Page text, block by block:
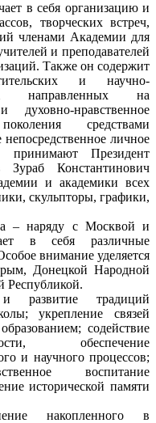
в себя организацию и
творческих встреч,
членами Академии для
и преподавателей
Также он содержит
и научно-
направленных на
духовно-нравственное
средствами
непосредственное личное
принимают Президент
Зураб Константинович
и академики всех
скульпторы, графики,
– наряду с Москвой и
в себя различные
внимание уделяется
Донецкой Народной
Республикой.
и развитие традиций
укрепление связей
содействие
обеспечение
и научного процессов;
воспитание
исторической памяти
накопленного в